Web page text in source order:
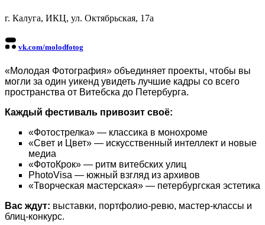
г. Калуга, ИКЦ, ул. Октябрьская, 17а
vk.com/molodfotog
«Молодая Фотография» объединяет проекты, чтобы вы
могли за один уикенд увидеть лучшие кадры со всего
пространства от Витебска до Петербурга.
Каждый фестиваль привозит своё:
«Фотострелка» — классика в монохроме
«Свет и Цвет» — искусственный интеллект и новые
медиа
«ФотоКрок» — ритм витебских улиц
PhotoVisa — южный взгляд из архивов
«Творческая мастерская» — петербургская эстетика
Вас ждут: выставки, портфолио-ревю, мастер-классы и
блиц-конкурс.